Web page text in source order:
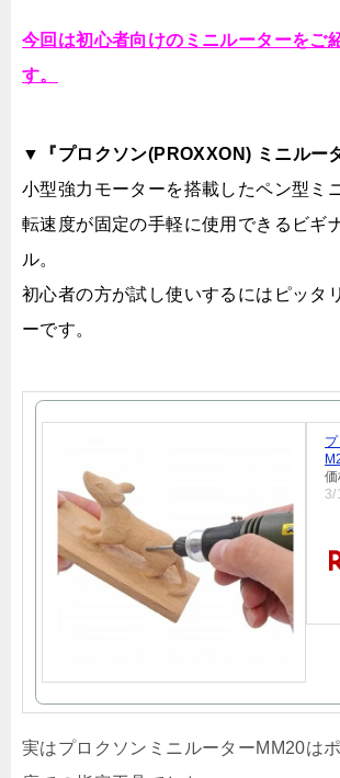
今回は初心者向けのミニルーターをご
す。
▼『プロクソン(PROXXON) ミニルー
小型強力モーターを搭載したペン型ミ
転速度が固定の手軽に使用できるビギ
ル。
初心者の方が試し使いするにはピッタ
ーです。
3/
実はプロクソンミニルーターMM20は